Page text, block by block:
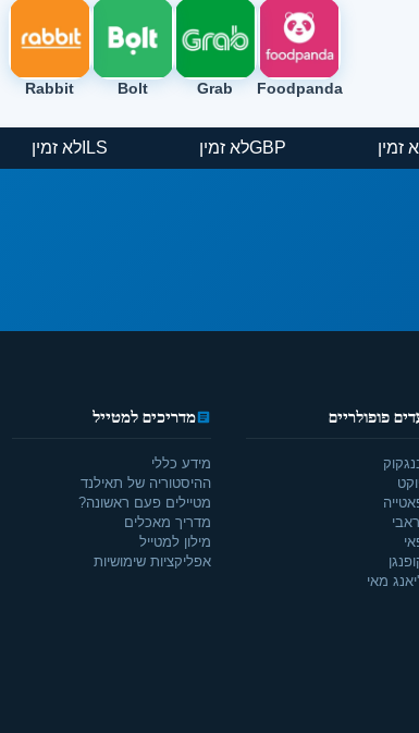
Foodpanda
Grab
Bolt
Rabbit
EUR
GBP
ILS
פופולריים
מאי
מדריכים למטייל
מידע כללי
ההיסטוריה של תאילנד
מטיילים פעם ראשונה?
מדריך מאכלים
מילון למטייל
אפליקציות שימושיות